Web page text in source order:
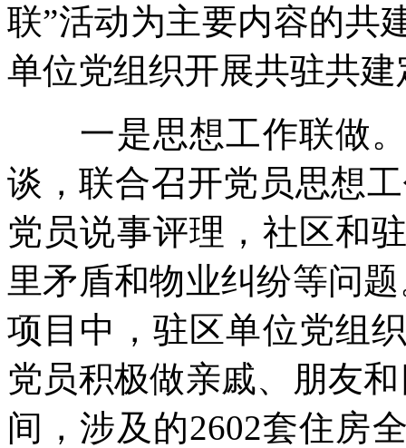
联”活动为主要内容的共
单位党组织开展共驻共建
一是思想工作联做。
谈，联合召开党员思想
党员说事评理，社区和
里矛盾和物业纠纷等问
项目中，驻区单位党组
党员积极做亲戚、朋友
间，涉及的2602套住房